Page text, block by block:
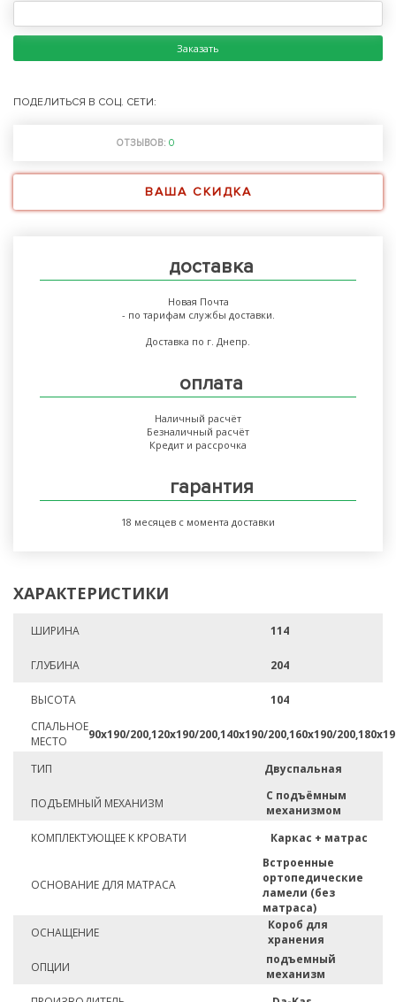
Заказать
ПОДЕЛИТЬСЯ В СОЦ. СЕТИ:
ОТЗЫВОВ: 0
ВАША СКИДКА
доставка
Новая Почта
- по тарифам службы доставки.
Доставка по г. Днепр.
оплата
Наличный расчёт
Безналичный расчёт
Кредит и рассрочка
гарантия
18 месяцев с момента доставки
ХАРАКТЕРИСТИКИ
ШИРИНА 114
ГЛУБИНА 204
ВЫСОТА
104
СПАЛЬНОЕ
МЕСТО
90х190/200,120х190/200,140х190/200,160х190/
ТИП Двуспальная
ПОДЪЕМНЫЙ МЕХАНИЗМ
С подъёмным
механизмом
КОМПЛЕКТУЮЩЕЕ К КРОВАТИ
Каркас + матрас
ОСНОВАНИЕ ДЛЯ МАТРАСА
Встроенные
ортопедические
ламели (без
матраса)
ОСНАЩЕНИЕ
Короб для
хранения
ОПЦИИ
подъемный
механизм